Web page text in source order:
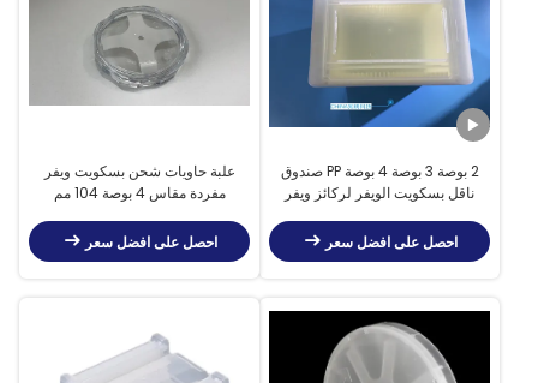
2 بوصة 3 بوصة 4 بوصة PP صندوق
ناقل بسكويت الويفر لركائز ويفر
احصل على افضل سعر
علبة حاويات شحن بسكويت ويفر
مفردة مقاس 4 بوصة 104 مم
احصل على افضل سعر